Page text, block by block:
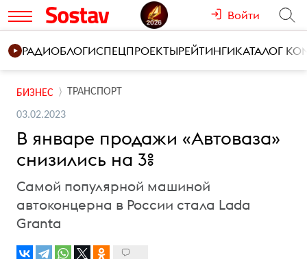
Войти
РАДИОБЛОГИСПЕЦПРОЕКТЫРЕЙТИНГИКАТАЛОГ
БИЗНЕС ТРАНСПОРТ
03.02.2023
В январе продажи «Автоваза»
снизились на 3%
Самой популярной машиной
автоконцерна в России стала Lada
Granta